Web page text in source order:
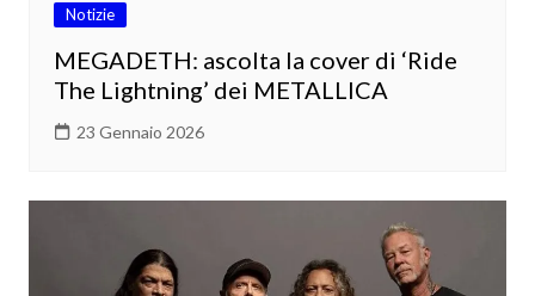
Notizie
MEGADETH: ascolta la cover di ‘Ride
The Lightning’ dei METALLICA
23 Gennaio 2026